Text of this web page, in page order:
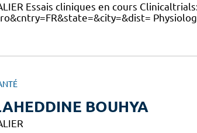
Essais cliniques en cours
BOUHYA